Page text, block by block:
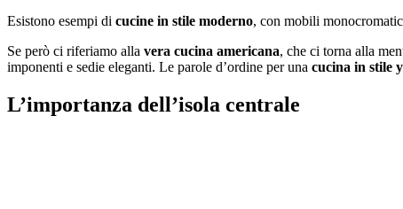
Esistono esempi di cucine in stile moderno, con mobili
Se però ci riferiamo alla vera cucina americana, che ci torna alla
imponenti e sedie eleganti. Le parole d’ordine per una cucina in stile
L’importanza dell’isola centrale